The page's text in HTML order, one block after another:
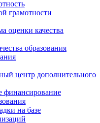
грамотности
оценки качества
образования
центр дополнительного
финансирование
на базе